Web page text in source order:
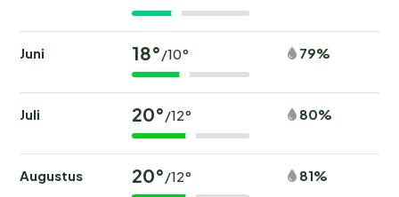
Juni 18°/10° 79%
Juli 20°/12° 80%
Augustus 20°/12° 81%